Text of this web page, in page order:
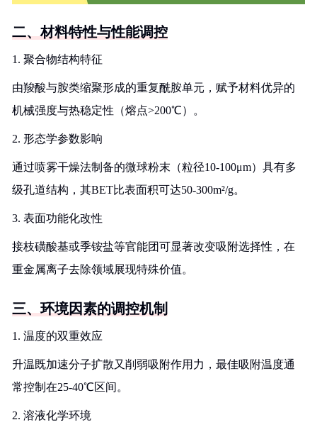
二、材料特性与性能调控
1. 聚合物结构特征
由羧酸与胺类缩聚形成的重复酰胺单元，赋予材料优异的
机械强度与热稳定性（熔点>200℃）。
2. 形态学参数影响
通过喷雾干燥法制备的微球粉末（粒径10-100μm）具有多
级孔道结构，其BET比表面积可达50-300m²/g。
3. 表面功能化改性
接枝磺酸基或季铵盐等官能团可显著改变吸附选择性，在
重金属离子去除领域展现特殊价值。
三、环境因素的调控机制
1. 温度的双重效应
升温既加速分子扩散又削弱吸附作用力，最佳吸附温度通
常控制在25-40℃区间。
2. 溶液化学环境